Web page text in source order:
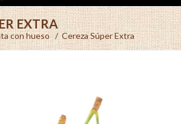
EXTRA
con hueso / Cereza Súper Extra